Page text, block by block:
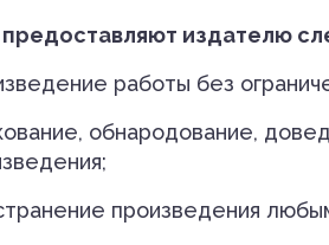
издателю
работы без
обнародование,
произведения